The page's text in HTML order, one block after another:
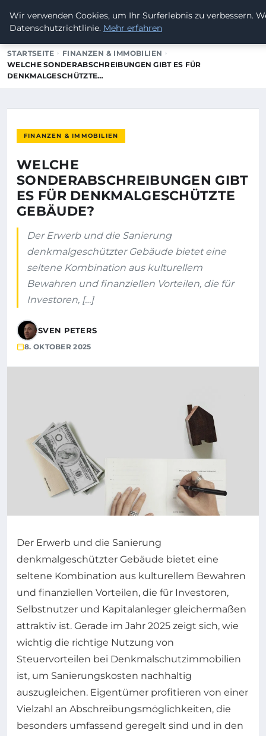
ALANUS PHILOSOPHIE
STARTSEITE
FINANZEN & IMMOBILIEN
WELCHE SONDERABSCHREIBUNGEN GIBT ES FÜR
DENKMALGESCHÜTZTE…
FINANZEN & IMMOBILIEN
WELCHE
SONDERABSCHREIBUNGEN GIBT
ES FÜR DENKMALGESCHÜTZTE
GEBÄUDE?
Der Erwerb und die Sanierung
denkmalgeschützter Gebäude bietet eine
seltene Kombination aus kulturellem
Bewahren und finanziellen Vorteilen, die für
Investoren, […]
SVEN PETERS
8. OKTOBER 2025
Der Erwerb und die Sanierung
denkmalgeschützter Gebäude bietet eine
seltene Kombination aus kulturellem Bewahren
und finanziellen Vorteilen, die für Investoren,
Selbstnutzer und Kapitalanleger gleichermaßen
attraktiv ist. Gerade im Jahr 2025 zeigt sich, wie
wichtig die richtige Nutzung von
Steuervorteilen bei Denkmalschutzimmobilien
ist, um Sanierungskosten nachhaltig
auszugleichen. Eigentümer profitieren von einer
Vielzahl an Abschreibungsmöglichkeiten, die
besonders umfassend geregelt sind und in den
Wir verwenden Cookies, um Ihr Surferlebnis zu verbessern.
Datenschutzrichtlinie. Mehr erfahren